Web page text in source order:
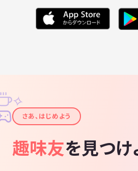
✦
✧
さあ、はじめよう
趣味友を見つけ